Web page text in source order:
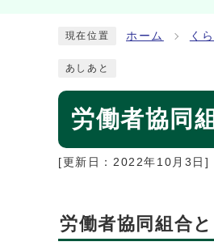
現在位置 ホーム く
あしあと
労働者協同
[更新日： 2022年10月3日 ]
労働者協同組合